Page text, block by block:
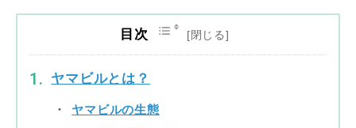
目次
ヤマビルとは？
ヤマビルの生態